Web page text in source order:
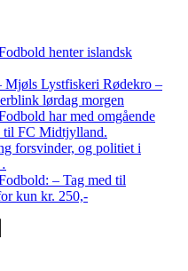
henter islandsk
Lystfiskeri Rødekro –
lørdag morgen
har med omgående
til FC Midtjylland.
forsvinder, og politiet i
– Tag med til
kun kr. 250,-